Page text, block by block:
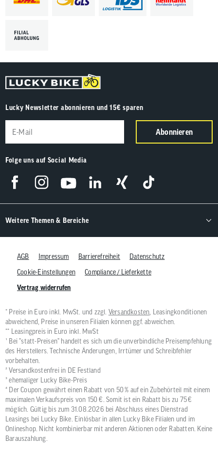
Lucky Newsletter abonnieren und 15€ sparen
Abonnieren
Folge uns auf Social Media
Weitere Themen & Bereiche
AGB Impressum Barrierefreiheit
Datenschutz
Cookie-Einstellungen
Compliance / Lieferkette
Vertrag widerrufen
* Preise in Euro inkl. MwSt. und zzgl. Versandkosten , Leasingkonditionen
abweichend, Preise in unseren Filialen können ggf. abweichen.
** Leasingpreis in Euro inkl. MwSt
¹ Bei "statt-Preisen" handelt es sich um die unverbindliche Preisempfehlung
des Herstellers. Technische Änderungen, Irrtümer und Schreibfehler
vorbehalten.
² Versandkostenfrei in DE Festland
³ ehemaliger Lucky Bike-Preis
⁴ Der Coupon gewährt einen Rabatt von 50 % auf ein Zubehörteil mit einem
maximalen Verkaufspreis von 150 €. Somit ist ein Rabatt bis zu 75 €
möglich. Gültig bis zum 31.08.2026 bei Abschluss eines Dienstrad
Leasings bei Lucky Bike. Einlösbar in allen Lucky Bike Filialen und im
Onlineshop. Nicht kombinierbar mit anderen Aktionen oder Rabatten. Keine
Barauszahlung.